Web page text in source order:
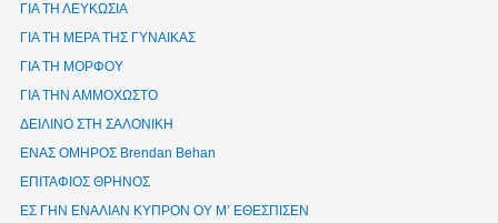
ΓΙΑ ΤΗ ΛΕΥΚΩΣΙΑ
ΓΙΑ ΤΗ ΜΕΡΑ ΤΗΣ ΓΥΝΑΙΚΑΣ
ΓΙΑ ΤΗ ΜΟΡΦΟΥ
ΓΙΑ ΤΗΝ ΑΜΜΟΧΩΣΤΟ
ΔΕΙΛΙΝΟ ΣΤΗ ΣΑΛΟΝΙΚΗ
ΕΝΑΣ ΟΜΗΡΟΣ Brendan Behan
ΕΠΙΤΑΦΙΟΣ ΘΡΗΝΟΣ
ΕΣ ΓΗΝ ΕΝΑΛΙΑΝ ΚΥΠΡΟΝ ΟΥ Μ’ ΕΘΕΣΠΙΣΕΝ